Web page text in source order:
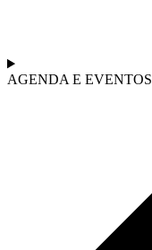
AGENDA E EVENTOS